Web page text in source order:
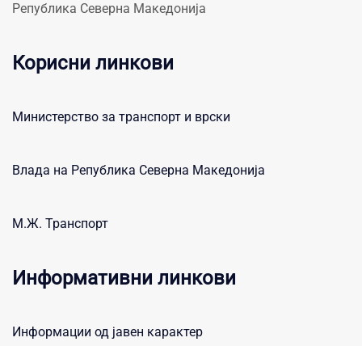
Република Северна Македонија
Корисни линкови
Министерство за транспорт и врски
Влада на Република Северна Македонија
М.Ж. Транспорт
Информативни линкови
Информации од јавен карактер